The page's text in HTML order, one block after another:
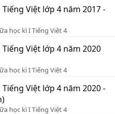
Việt lớp 4 năm 2017 -
học kì I Tiếng Việt 4
Việt lớp 4 năm 2020
học kì I Tiếng Việt 4
Việt lớp 4 năm 2020 -
học kì I Tiếng Việt 4